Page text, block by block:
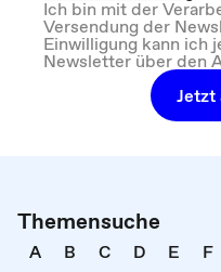
Ich bin mit der
Versendung der
Einwilligung kann ich
Newsletter über den
Jetzt
Themensuche
A B C D E F